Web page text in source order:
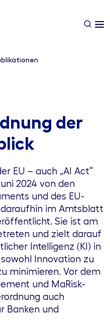
der
EU – auch „AI Act“
2024 von den
und des EU-
im Amtsblatt
Sie ist am
und zielt darauf
Intelligenz (KI) in
Innovation zu
minimieren. Vor dem
und MaRisk-
auch
Banken und